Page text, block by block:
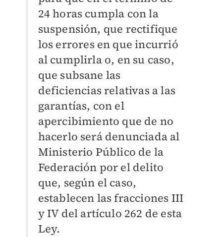
24 horas cumpla con la
suspensión, que rectifique
los errores en que incurrió
al cumplirla o, en su caso,
que subsane las
deficiencias relativas a las
garantías, con el
apercibimiento que de no
hacerlo será denunciada al
Ministerio Público de la
Federación por el delito
que, según el caso,
establecen las fracciones III
y IV del artículo 262 de esta
Ley.